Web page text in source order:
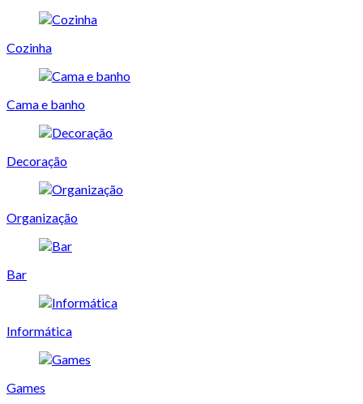
Cozinha
Cama e banho
Decoração
Organização
Bar
Informática
Games